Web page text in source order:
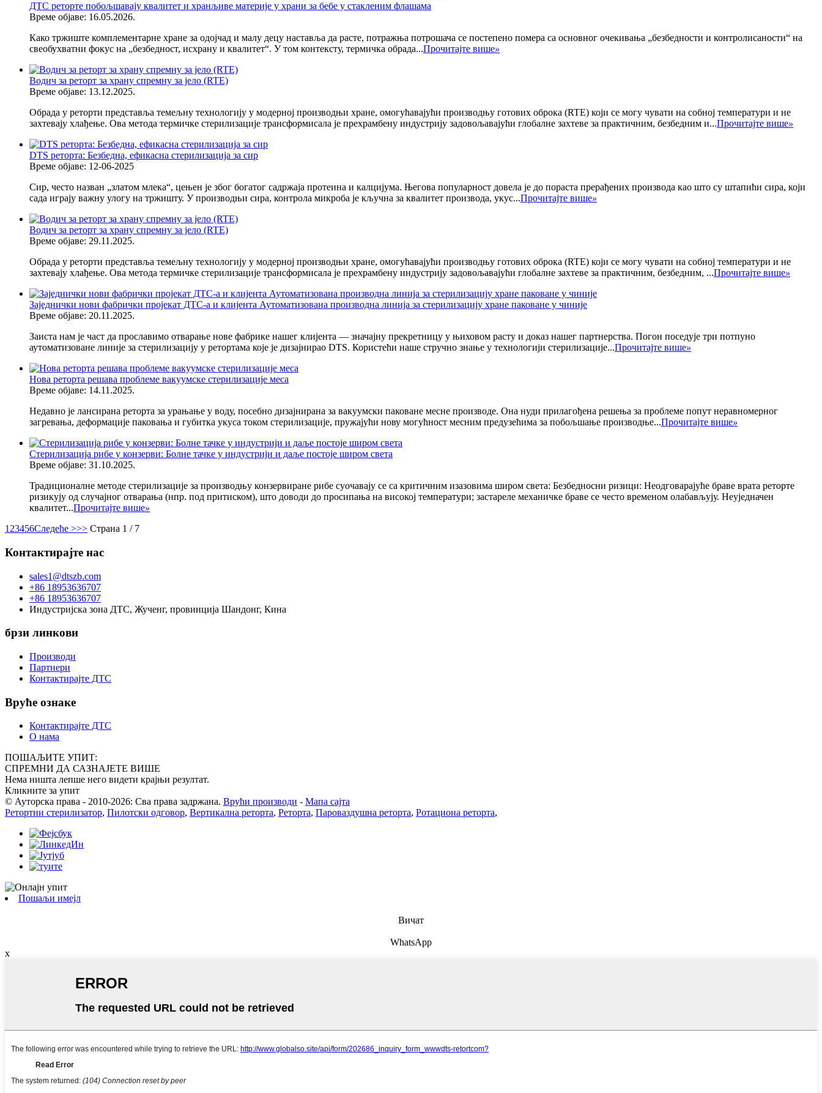
ДТС реторте побољшавају квалитет и хранљиве материје у храни за бебе у стакленим флашама
Време објаве: 16.05.2026.
Како тржиште комплементарне хране за одојчад и малу децу наставља да расте, потражња потрошача се постепено помера са основног очекивања „безбедности и контролисаности“ на
свеобухватни фокус на „безбедност, исхрану и квалитет“. У том контексту, термичка обрада...Прочитајте више»
Водич за реторт за храну спремну за јело (RTE)
Време објаве: 13.12.2025.
Обрада у реторти представља темељну технологију у модерној производњи хране, омогућавајући производњу готових оброка (RTE) који се могу чувати на собној температури и не
захтевају хлађење. Ова метода термичке стерилизације трансформисала је прехрамбену индустрију задовољавајући глобалне захтеве за практичним, безбедним и...Прочитајте више»
DTS реторта: Безбедна, ефикасна стерилизација за сир
Време објаве: 12-06-2025
Сир, често назван „златом млека“, цењен је због богатог садржаја протеина и калцијума. Његова популарност довела је до пораста прерађених производа као што су штапићи сира, који
сада играју важну улогу на тржишту. У производњи сира, контрола микроба је кључна за квалитет производа, укус...Прочитајте више»
Водич за реторт за храну спремну за јело (RTE)
Време објаве: 29.11.2025.
Обрада у реторти представља темељну технологију у модерној производњи хране, омогућавајући производњу готових оброка (RTE) који се могу чувати на собној температури и не
захтевају хлађење. Ова метода термичке стерилизације трансформисала је прехрамбену индустрију задовољавајући глобалне захтеве за практичним, безбедним, ...Прочитајте више»
Заједнички нови фабрички пројекат ДТС-а и клијента Аутоматизована производна линија за стерилизацију хране паковане у чиније
Време објаве: 20.11.2025.
Заиста нам је част да прославимо отварање нове фабрике нашег клијента — значајну прекретницу у њиховом расту и доказ нашег партнерства. Погон поседује три потпуно
аутоматизоване линије за стерилизацију у ретортама које је дизајнирао DTS. Користећи наше стручно знање у технологији стерилизације...Прочитајте више»
Нова реторта решава проблеме вакуумске стерилизације меса
Време објаве: 14.11.2025.
Недавно је лансирана реторта за урањање у воду, посебно дизајнирана за вакуумски паковане месне производе. Она нуди прилагођена решења за проблеме попут неравномерног
загревања, деформације паковања и губитка укуса током стерилизације, пружајући нову могућност месним предузећима за побољшање производње...Прочитајте више»
Стерилизација рибе у конзерви: Болне тачке у индустрији и даље постоје широм света
Време објаве: 31.10.2025.
Традиционалне методе стерилизације за производњу конзервиране рибе суочавају се са критичним изазовима широм света:​ Безбедносни ризици: Неодговарајуће браве врата реторте
ризикују од случајног отварања (нпр. под притиском), што доводи до просипања на високој температури; застареле механичке браве се често временом олабављују.​ Неуједначен
квалитет...Прочитајте више»
1 23456Следеће >>> Страна 1 / 7
Контактирајте нас
sales1@dtszb.com
+86 18953636707
+86 18953636707
Индустријска зона ДТС, Жученг, провинција Шандонг, Кина
брзи линкови
Производи
Партнери
Контактирајте ДТС
Вруће ознаке
Контактирајте ДТС
О нама
ПОШАЉИТЕ УПИТ:
СПРЕМНИ ДА САЗНАЈЕТЕ ВИШЕ
Нема ништа лепше него видети крајњи резултат.
Кликните за упит
© Ауторска права - 2010-2026: Сва права задржана. Врући производи - Мапа сајта
Ретортни стерилизатор, Пилотски одговор, Вертикална реторта, Реторта, Пароваздушна реторта, Ротациона реторта,
Пошаљи имејл
Вичат
WhatsApp
x